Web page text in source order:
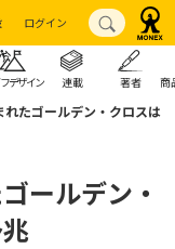
ログイン
デザイン 連載 著者 商
れたゴールデン・クロスは
ールデン・